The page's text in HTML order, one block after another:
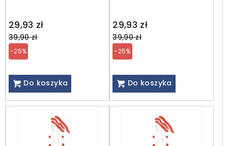
29,93 zł
Regular
price
39,90 zł
-25%
Do koszyka
29,93 zł
Regular
price
39,90 zł
-25%
Do koszyka